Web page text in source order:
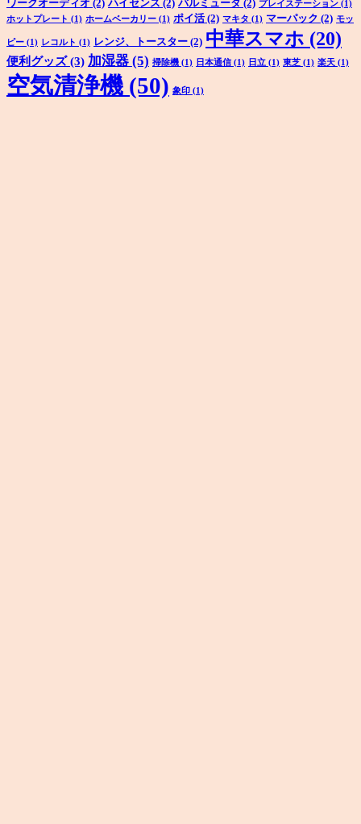
ワークオーディオ (2) ハイセンス (2) バルミューダ(2) プレイステーション (1)
ホットプレート (1) ホームベーカリー (1) ポイ活(2) マキタ (1) マーパック (2) モッ
ピー (1) レコルト (1) レンジ、トースター (2) 中華スマホ (20)
便利グッズ(3) 加湿器 (5) 掃除機 (1) 日本通信 (1) 日立 (1) 東芝 (1) 楽天 (1)
空気清浄機 (50) 象印 (1)